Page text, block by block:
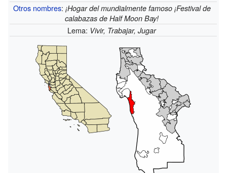
Otros nombres: ¡Hogar del mundialmente famoso ¡Festival de
calabazas de Half Moon Bay!
Lema: Vivir, Trabajar, Jugar